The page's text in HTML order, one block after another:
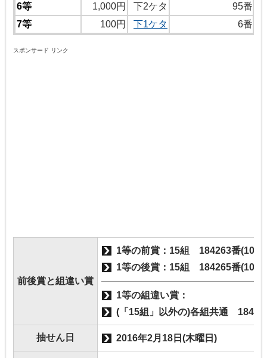
6等
1,000円 下2ケタ
95番
7等
100円 下1ケタ 6番
スポンサード リンク
前後賞と組違い賞
1等の前賞：15組 184263番(100
1等の後賞：15組 184265番(100
1等の組違い賞：
(「15組」以外の)各組共通
抽せん日 2016年2月18日(木曜日)